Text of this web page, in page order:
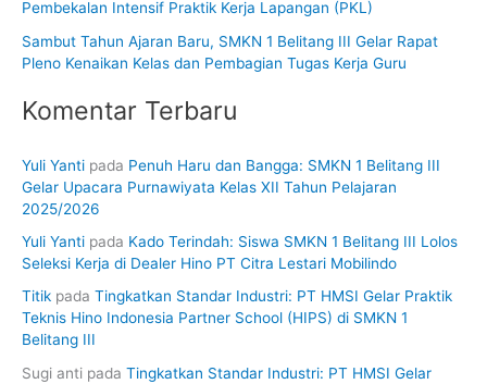
Pembekalan Intensif Praktik Kerja Lapangan (PKL)
Sambut Tahun Ajaran Baru, SMKN 1 Belitang III Gelar Rapat
Pleno Kenaikan Kelas dan Pembagian Tugas Kerja Guru
Komentar Terbaru
Yuli Yanti pada Penuh Haru dan Bangga: SMKN 1 Belitang III
Gelar Upacara Purnawiyata Kelas XII Tahun Pelajaran
2025/2026
Yuli Yanti pada Kado Terindah: Siswa SMKN 1 Belitang III Lolos
Seleksi Kerja di Dealer Hino PT Citra Lestari Mobilindo
Titik pada Tingkatkan Standar Industri: PT HMSI Gelar Praktik
Teknis Hino Indonesia Partner School (HIPS) di SMKN 1
Belitang III
Sugi anti pada Tingkatkan Standar Industri: PT HMSI Gelar